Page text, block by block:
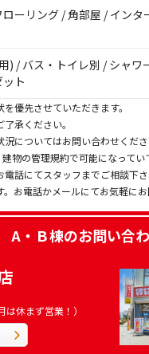
ーリング / 角部屋 / イン
) / バス・トイレ別 / シャ
ト
優先させていただきます。
承ください。
についてはお問い合わせくださ
物の管理規約で可能になって
話にてスタッフまでご相談下さ
お電話かメールにてお気軽にお
A・Ｂ棟のお問い合
休まず営業！）